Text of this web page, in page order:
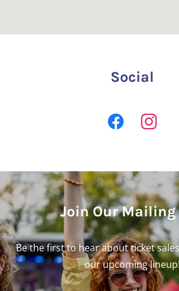
Social
Join Our Mailing
Be the first to hear about ticket
our upcoming lineup!